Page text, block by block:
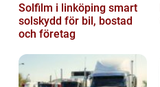
Solfilm i linköping smart
solskydd för bil, bostad
och företag